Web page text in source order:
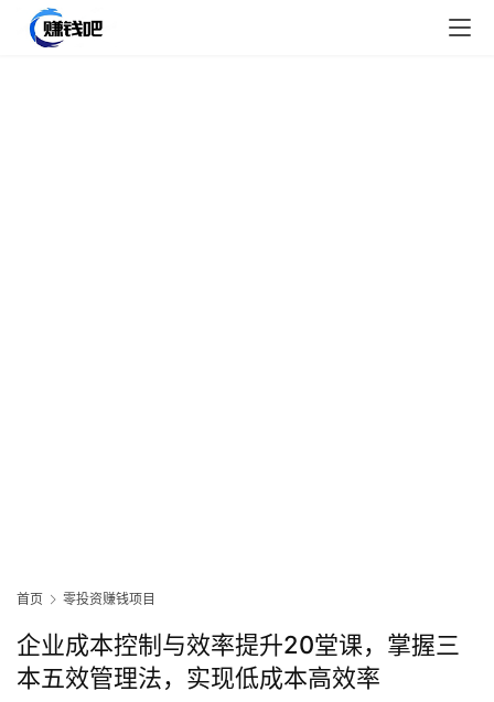
首页 零投资赚钱项目
企业成本控制与效率提升20堂课，掌握三
本五效管理法，实现低成本高效率